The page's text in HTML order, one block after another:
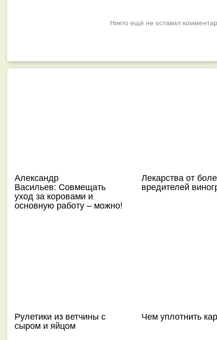
Никто ещё не оставил
Александр
Васильев: Совмещать
уход за коровами и
основную работу – можно!
Лекарства от
вредителей
Рулетики из ветчины с
сыром и яйцом
Чем уплотнить